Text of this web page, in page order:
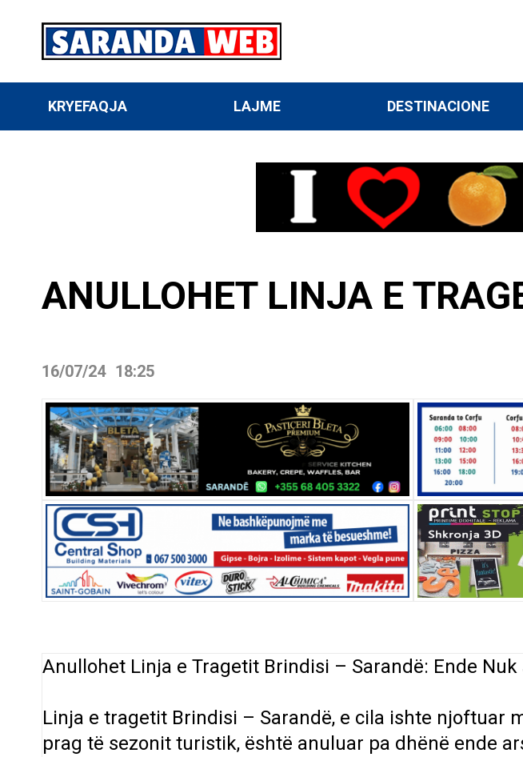
KRYEFAQJA LAJME DESTINACIONE
ANULLOHET LINJA E
16/07/24 18:25
Anullohet Linja e Tragetit Brindisi – Sarandë: Ende
Linja e tragetit Brindisi – Sarandë, e cila ishte njoftuar
prag të sezonit turistik, është anuluar pa dhënë ende